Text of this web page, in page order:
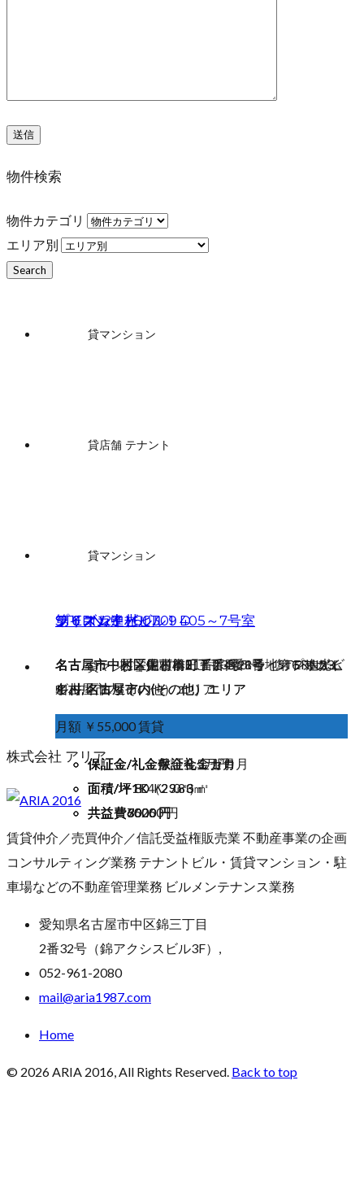
物件検索
物件カテゴリ
エリア別
貸マンション
STERN23 601
名古屋市中川区尾頭橋三丁目4番1号 STERN23,
名古屋市内(その他）エリア
月額 ￥62,000 賃貸
保証金/礼金敷金礼金ゼロ
面積/坪1K 29.83㎡
共益費6000 円
貸店舗 テナント
ライオン進光ビル 405～7号室
名古屋市中区栄四丁目21番23号 ライオン進光ビ
ル, 中区エリア
月額 ￥279,620 税別
保証金/礼金保証金１カ月
面積/坪８４．０６㎡
共益費76260 円
貸マンション
第６スカイビル ９D
名古屋市中村区佐古前町７番３５号 第６スカイ
ビル, 名古屋市内(その他）エリア
月額 ￥31,000 賃貸
保証金/礼金敷金礼金１カ月
面積/坪1K（23㎡）
共益費6000 円
貸マンション
プリズム中村 301
名古屋市中村区中村本町五丁目28番地 プリズム
中村, 名古屋市内(その他）エリア
月額 ￥55,000 賃貸
保証金/礼金保証金5万円
面積/坪1ＤＫ
共益費3000 円
株式会社 アリア
賃貸仲介／売買仲介／信託受益権販売業 不動産事業の企画
コンサルティング業務 テナントビル・賃貸マンション・駐
車場などの不動産管理業務 ビルメンテナンス業務
愛知県名古屋市中区錦三丁目
2番32号（錦アクシスビル3F）,
052-961-2080
mail@aria1987.com
Home
© 2026 ARIA 2016, All Rights Reserved. Back to top